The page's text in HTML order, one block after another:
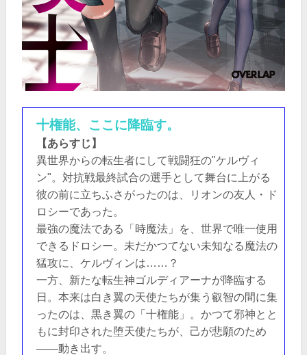
十権能、ここに降臨す。
【あらすじ】
異世界からの転生者にして戦闘狂の"ケルヴィ
ン"。対抗戦最終試合の選手として舞台に上がる
彼の前に立ちふさがったのは、リオンの友人・ド
ロシーであった。
最強の魔法である「時魔法」を、世界で唯一使用
できるドロシー。未だかつてない未知なる魔法の
猛攻に、ケルヴィンは……？
一方、新たな転生神ゴルディアーナが降臨する
日。本来は白き翼の天使たちが集う叡智の間に集
ったのは、黒き翼の「十権能」。かつて邪神とと
もに封印された堕天使たちが、己が悲願のため
――動き出す。